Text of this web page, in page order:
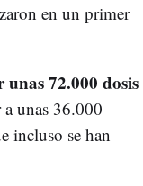
en un primer
72.000 dosis
unas 36.000
incluso se han